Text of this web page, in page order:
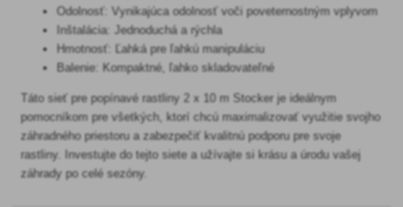
Odolnosť: Vynikajúca odolnosť voči poveternostným vplyvom
Inštalácia: Jednoduchá a rýchla
Hmotnosť: Ľahká pre ľahkú manipuláciu
Balenie: Kompaktné, ľahko skladovateľné
Táto sieť pre popínavé rastliny 2 x 10 m Stocker je ideálnym
pomocníkom pre všetkých, ktorí chcú maximalizovať využitie svojho
záhradného priestoru a zabezpečiť kvalitnú podporu pre svoje
rastliny. Investujte do tejto siete a užívajte si krásu a úrodu vašej
záhrady po celé sezóny.